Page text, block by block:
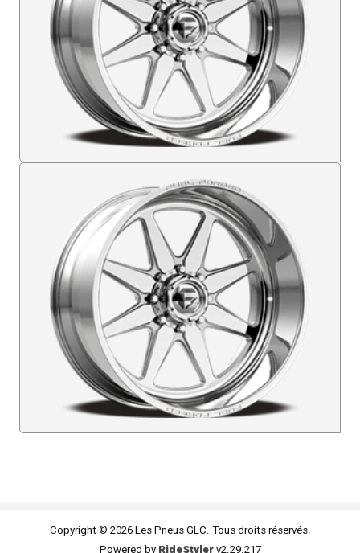
Copyright © 2026 Les Pneus GLC. Tous droits réservés.
Powered by RideStylerv2.29.217